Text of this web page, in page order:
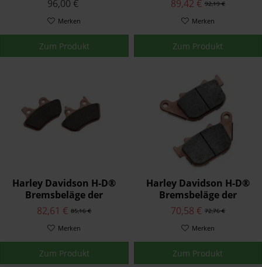
46363-11
96,00 €
Merken
Zum Produkt
41300027
92,19 €
89,42 €
Merken
Zum Produkt
Harley Davidson H-D®
Bremsbeläge der
Serienausstattung
42897-06A
85,16 €
82,61 €
Merken
Zum Produkt
Harley Davidson H-D®
Bremsbeläge der
Serienausstattung
42836-04A
72,76 €
70,58 €
Merken
Zum Produkt